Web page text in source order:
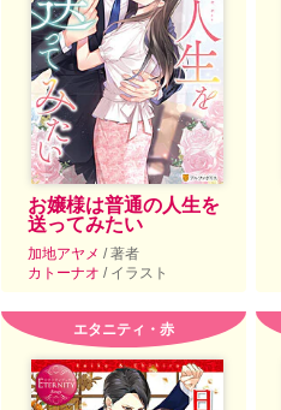
お嬢様は普通の人生を
送ってみたい
加地アヤメ / 著者
カトーナオ / イラスト
エタニティ・赤